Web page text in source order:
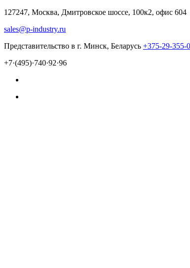
127247, Москва, Дмитровское шоссе, 100к2, офис 604
sales@p-industry.ru
Представительство в г. Минск, Беларусь +375-29-355-
+7·(495)·740·92·96